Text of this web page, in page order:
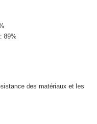
89%
des matériaux et les